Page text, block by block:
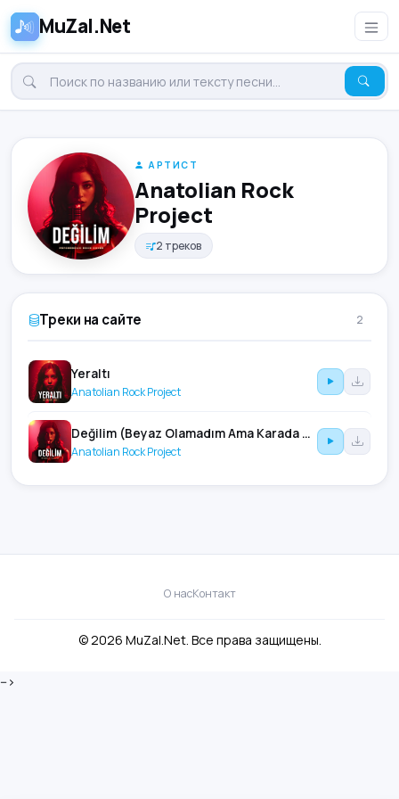
MuZal.Net
АРТИСТ
Anatolian Rock
Project
2 треков
Треки на сайте 2
Yeraltı
Anatolian Rock Project
Değilim (Beyaz Olamadım Ama Karada Değilim)
Anatolian Rock Project
О насКонтакт
© 2026 MuZal.Net. Все права защищены.
-->